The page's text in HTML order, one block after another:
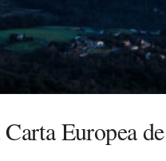
Europea